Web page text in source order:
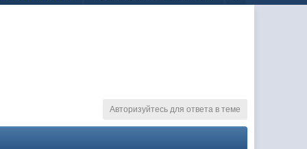
Авторизуйтесь для ответа в теме